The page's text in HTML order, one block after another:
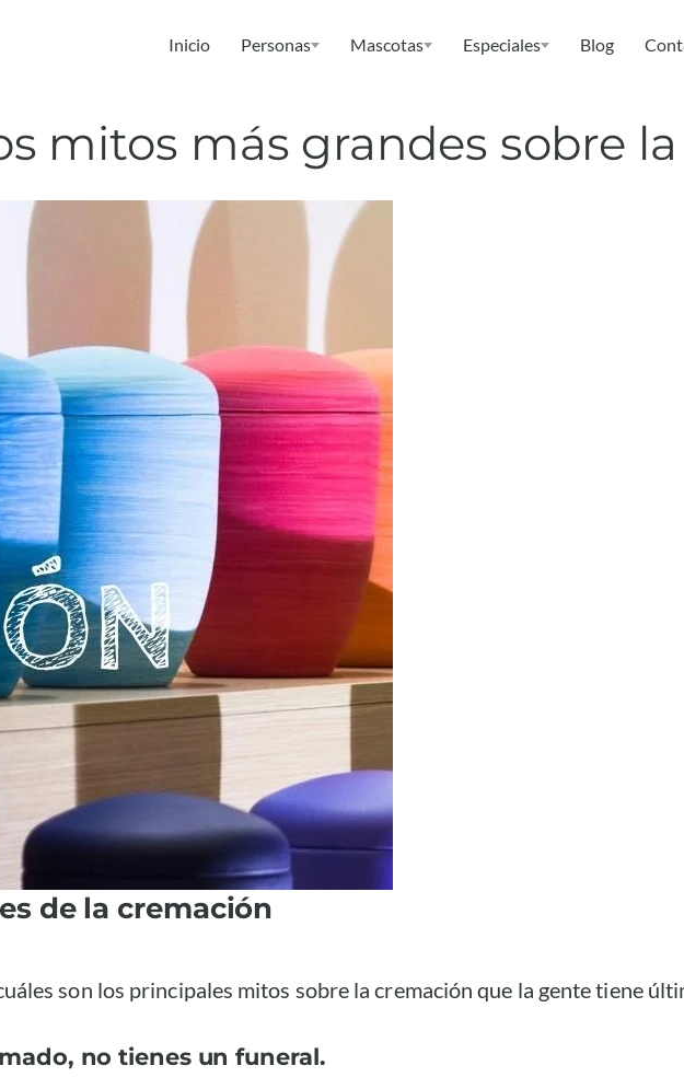
Inicio Personas Mascotas Especiales Blog
mitos más grandes sobre
de la cremación
son los principales mitos sobre la cremación que la gente tiene
no tienes un funeral.